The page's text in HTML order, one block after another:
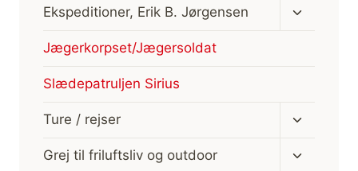
Ekspeditioner, Erik B. Jørgensen
Skift
Jægerkorpset/Jægersoldat
Slædepatruljen Sirius
Ture / rejser
Skift
Grej til friluftsliv og outdoor
Skift